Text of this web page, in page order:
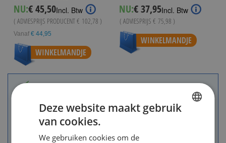
NU:€ 45,50Incl. Btw
( ADVIESPRIJS PRODUCENT€ 102,78 )
Vanaf € 44,95
WINKELMANDJE
NU:Special
Price
€ 37,95Incl. Btw
( ADVIESPRIJS € 75,98 )
WINKELMANDJE
A-merken voor de scherpste prijs.
Speciale Dag- en Weekaanbiedingen.
Goede service en advies.
Snelle levering.
Deze website maakt gebruik
van cookies.
We gebruiken cookies om de